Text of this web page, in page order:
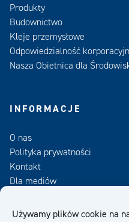
Używamy plików cookie na
Produkty
Budownictwo
Kleje przemysłowe
Odpowiedzialność
Nasza Obietnica dla
INFORMACJE
O nas
Polityka prywatności
Kontakt
Dla mediów
Zamów Newsletter